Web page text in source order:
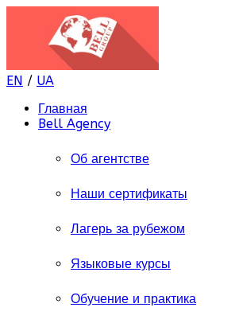
EN / UA
Главная
Bell Agency
Об агентстве
Наши сертификаты
Лагерь за рубежом
Языковые курсы
Обучение и практика